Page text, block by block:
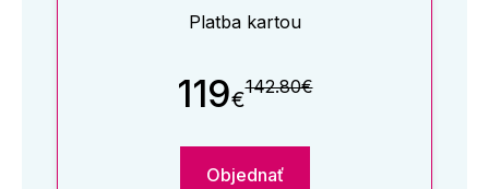
Platba kartou
119€142.80€
Objednať